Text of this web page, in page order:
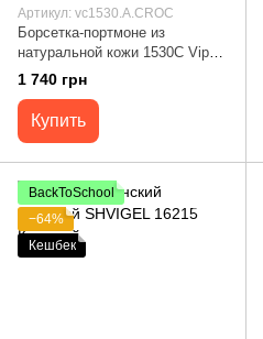
Артикул: vc1530.A.CROC
Борсетка-портмоне из
натуральной кожи 1530С Vip
Collection, черная
vc1530.A.CROC
1 740 грн
Купить
BackToSchool
−64%
Кешбек